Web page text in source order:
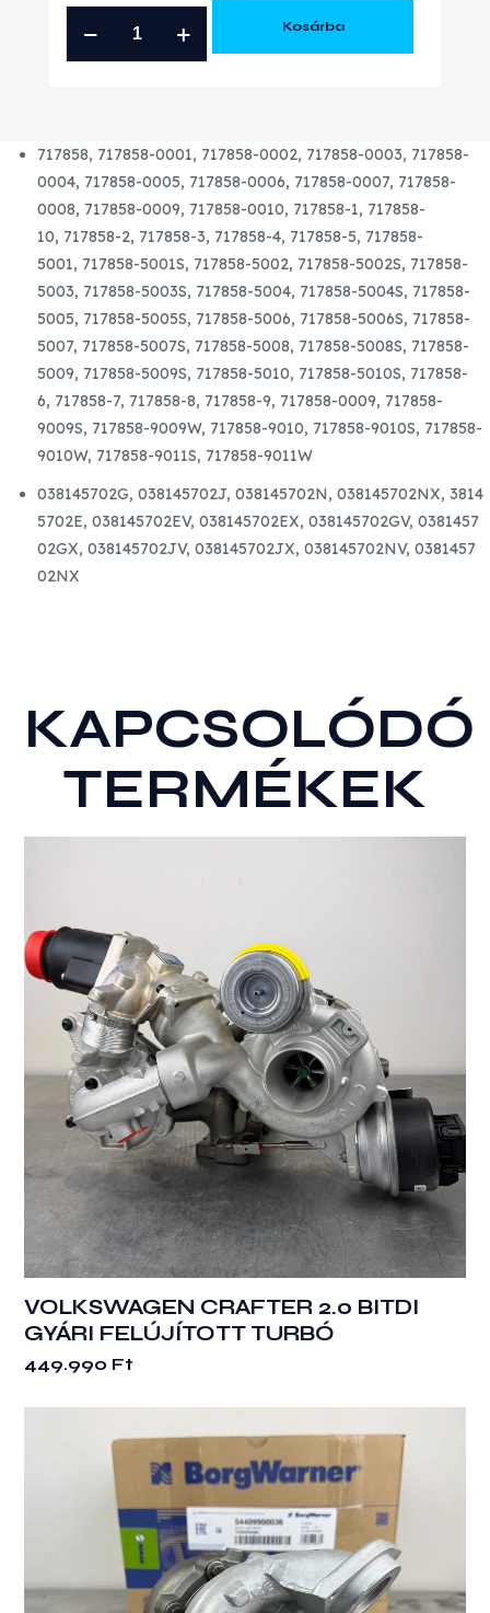
PD
TDI
131
GT1749VA
GYÁRI
FELÚJÍTOTT
TURBÓ
mennyiség
Kosárba
717858, 717858-0001, 717858-0002, 717858-0003, 717858-
0004, 717858-0005, 717858-0006, 717858-0007, 717858-
0008, 717858-0009, 717858-0010, 717858-1, 717858-
10, 717858-2, 717858-3, 717858-4, 717858-5, 717858-
5001, 717858-5001S, 717858-5002, 717858-5002S, 717858-
5003, 717858-5003S, 717858-5004, 717858-5004S, 717858-
5005, 717858-5005S, 717858-5006, 717858-5006S, 717858-
5007, 717858-5007S, 717858-5008, 717858-5008S, 717858-
5009, 717858-5009S, 717858-5010, 717858-5010S, 717858-
6, 717858-7, 717858-8, 717858-9, 717858-0009, 717858-
9009S, 717858-9009W, 717858-9010, 717858-9010S, 717858-
9010W, 717858-9011S, 717858-9011W
038145702G, 038145702J, 038145702N, 038145702NX, 3814
5702E, 038145702EV, 038145702EX, 038145702GV, 0381457
02GX, 038145702JV, 038145702JX, 038145702NV, 0381457
02NX
KAPCSOLÓDÓ
TERMÉKEK
VOLKSWAGEN CRAFTER 2.0 BITDI
GYÁRI FELÚJÍTOTT TURBÓ
449.990 Ft